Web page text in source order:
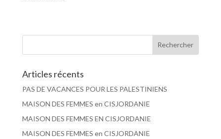
Articles récents
PAS DE VACANCES POUR LES PALESTINIENS
MAISON DES FEMMES en CISJORDANIE
MAISON DES FEMMES EN CISJORDANIE
MAISON DES FEMMES en CISJORDANIE